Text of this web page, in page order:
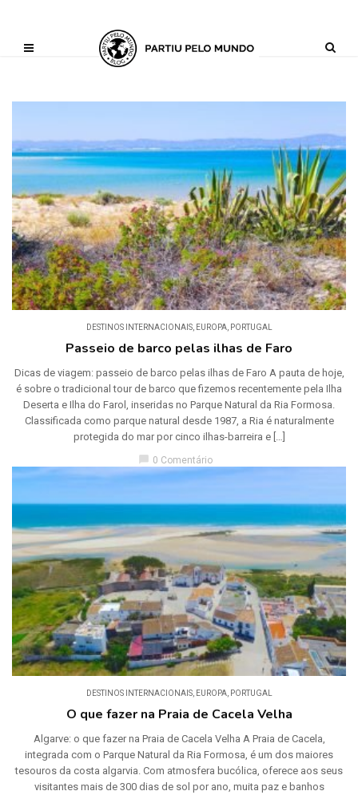
('AI_CONTENT_MARKER_NO_GET_SIDEBAR', true);
DESTINOS INTERNACIONAIS, EUROPA, PORTUGAL
Passeio de barco pelas ilhas de Faro
Dicas de viagem: passeio de barco pelas ilhas de Faro A pauta de hoje,
é sobre o tradicional tour de barco que fizemos recentemente pela Ilha
Deserta e Ilha do Farol, inseridas no Parque Natural da Ria Formosa.
Classificada como parque natural desde 1987, a Ria é naturalmente
protegida do mar por cinco ilhas-barreira e […]
chat_bubble 0 Comentário
DESTINOS INTERNACIONAIS, EUROPA, PORTUGAL
O que fazer na Praia de Cacela Velha
Algarve: o que fazer na Praia de Cacela Velha A Praia de Cacela,
integrada com o Parque Natural da Ria Formosa, é um dos maiores
tesouros da costa algarvia. Com atmosfera bucólica, oferece aos seus
visitantes mais de 300 dias de sol por ano, muita paz e banhos